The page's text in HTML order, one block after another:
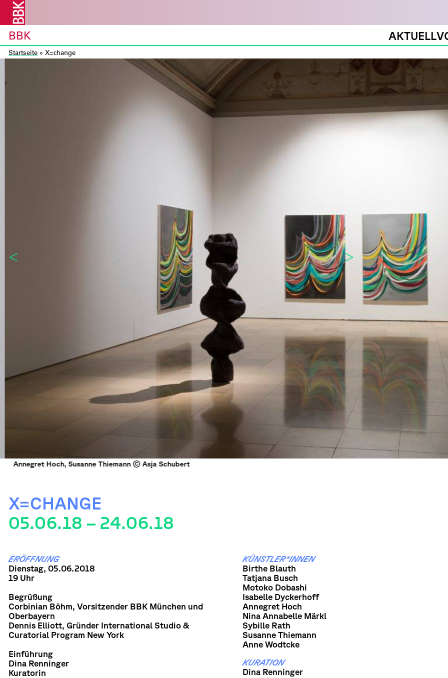
BBK AKTUELL
Startseite » X=change
Annegret Hoch, Susanne Thiemann © Asja Schubert
X=CHANGE
05.06.18 – 24.06.18
ERÖFFNUNG
Dienstag, 05.06.2018
19 Uhr
Begrüßung
Corbinian Böhm, Vorsitzender BBK München und
Oberbayern
Dennis Elliott, Gründer International Studio &
Curatorial Program New York
Einführung
Dina Renninger
Kuratorin
KÜNSTLER*INNEN
Birthe Blauth
Tatjana Busch
Motoko Dobashi
Isabelle Dyckerhoff
Annegret Hoch
Nina Annabelle Märkl
Sybille Rath
Susanne Thiemann
Anne Wodtcke
KURATION
Dina Renninger